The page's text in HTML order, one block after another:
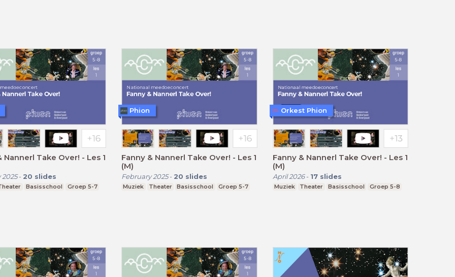
Nannerl Take Over! - Les 1
- 20 slides
Basisschool Groep 5-7
Fanny & Nannerl Take Over! - Les 1
(M)
February 2025- 20 slides
Muziek Theater Basisschool Groep 5-7
Phion
Fanny & Nannerl Take Over! - Les 1
(M)
April 2026- 17 slides
Muziek Theater Basisschool Groep 5-8
Orkest Phion